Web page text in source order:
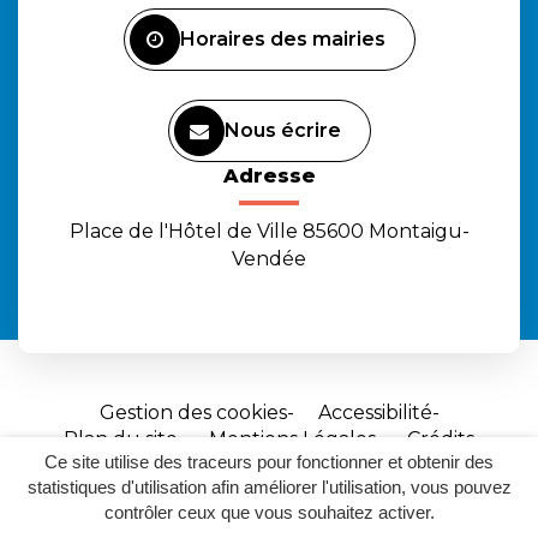
Ce site utilise des traceurs pour fonctionner et obtenir des
statistiques d'utilisation afin améliorer l'utilisation, vous pouvez
contrôler ceux que vous souhaitez activer.
Horaires des mairies
Nous écrire
Adresse
Place de l'Hôtel de Ville 85600 Montaigu-
Vendée
Gestion des cookies
Accessibilité
Plan du site
Mentions Légales
Crédits
Site
réalisé